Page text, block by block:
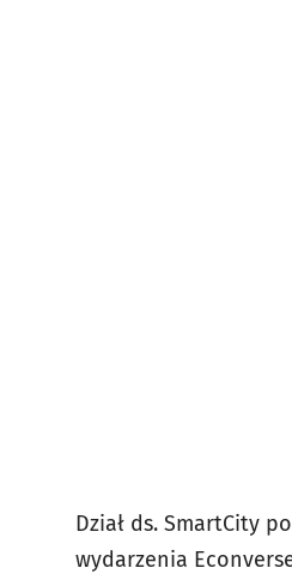
Dział ds. SmartCity
wydarzenia